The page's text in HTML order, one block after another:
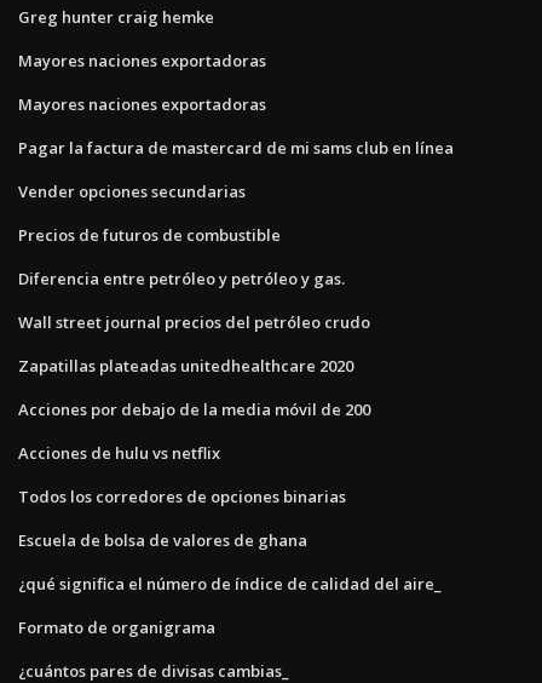
Greg hunter craig hemke
Mayores naciones exportadoras
Mayores naciones exportadoras
Pagar la factura de mastercard de mi sams club en línea
Vender opciones secundarias
Precios de futuros de combustible
Diferencia entre petróleo y petróleo y gas.
Wall street journal precios del petróleo crudo
Zapatillas plateadas unitedhealthcare 2020
Acciones por debajo de la media móvil de 200
Acciones de hulu vs netflix
Todos los corredores de opciones binarias
Escuela de bolsa de valores de ghana
¿qué significa el número de índice de calidad del aire_
Formato de organigrama
¿cuántos pares de divisas cambias_